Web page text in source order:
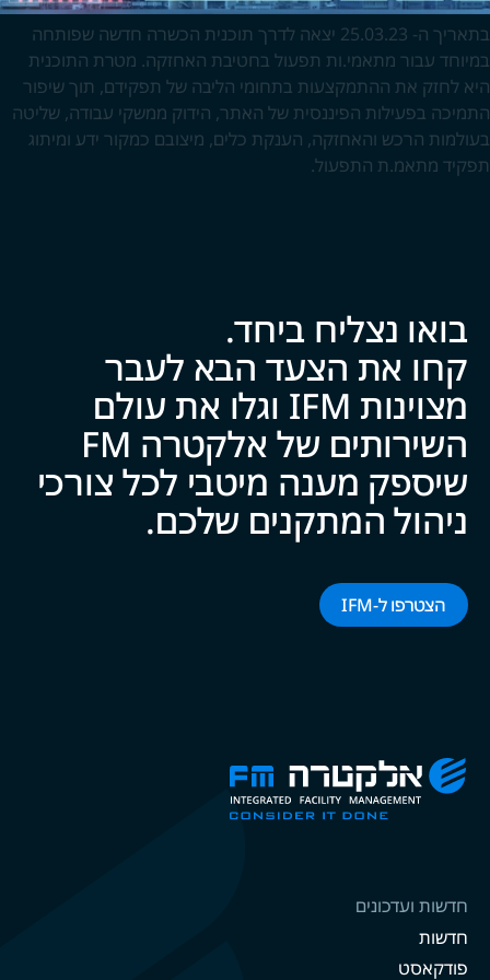
בתאריך ה- 25.03.23 יצאה לדרך תוכנית הכשרה חדשה שפותחה
במיוחד עבור מתאמי.ות תפעול בחטיבת האחזקה. מטרת התוכנית
היא לחזק את ההתמקצעות בתחומי הליבה של תפקידם, תוך שיפור
התמיכה בפעילות הפיננסית של האתר, הידוק ממשקי עבודה, שליטה
בעולמות הרכש והאחזקה, הענקת כלים, מיצובם כמקור ידע ומיתוג
תפקיד מתאמ.ת התפעול.
בואו נצליח ביח‍‍ד.
קחו את הצעד הבא לעבר
מצוינות IFM וגלו את עולם
השירותים של אלקטרה FM
שיספק מענה מיטבי לכל צ‍‍ו‍‍רכי
ניהול המתקנים של‍‍כם.
הצטרפו ל-‌‌IFM‌‌
חדשות ועדכונים
חדשות
פודקאסט